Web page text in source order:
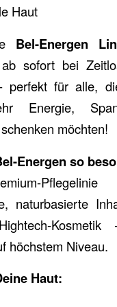
Haut
Bel-Energen
sofort bei
perfekt für alle,
Energie,
möchten!
Energen so
Pflegelinie
naturbasierte
höchstem Niveau.
Haut: